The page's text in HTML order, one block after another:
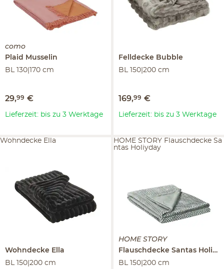
como
Plaid
Musselin
BL 130|170 cm
29,99 €
Lieferzeit: bis zu 3 Werktage
Felldecke Bubble
BL 150|200 cm
169,99 €
Lieferzeit: bis zu 3 Werktage
Wohndecke Ella
BL 150|200 cm
Wohndecke Ella
HOME STORY
Flauschdecke Santas Holiyday
BL 150|200 cm
HOME STORY Flauschdecke Sa
ntas Holiyday